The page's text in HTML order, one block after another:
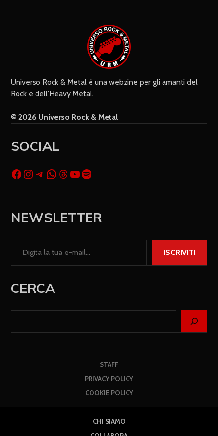
Settimanalmente
cookie salvi i miei dati (nome, e-mail,
sito web) per il prossimo commento.
Universo Rock & Metal è una webzine per gli amanti del
Rock e dell’Heavy Metal.
© 2026 Universo Rock & Metal
SOCIAL
NEWSLETTER
ISCRIVITI
CERCA
STAFF
PRIVACY POLICY
COOKIE POLICY
CHI SIAMO